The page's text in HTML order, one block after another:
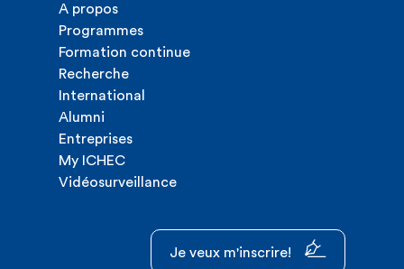
A propos
Programmes
Formation continue
Recherche
International
Alumni
Entreprises
My ICHEC
Vidéosurveillance
Je veux m'inscrire!